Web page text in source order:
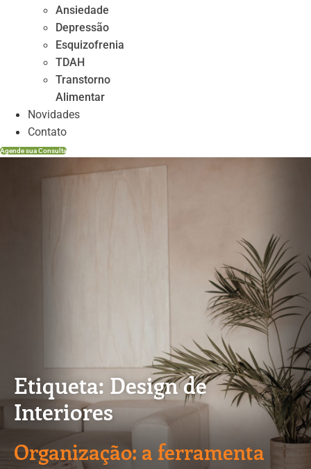
Ansiedade
Depressão
Esquizofrenia
TDAH
Transtorno
Alimentar
Novidades
Contato
Agende sua Consulta
Etiqueta: Design de
Interiores
Organização: a ferramenta